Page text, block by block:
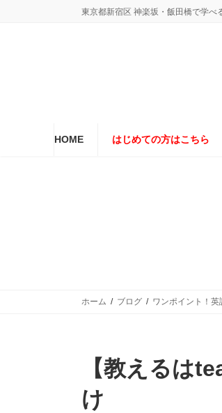
東京都新宿区 神楽坂・飯田橋で学べ
HOME はじめての方はこちら
ホーム ブログ ワンポイント！英
【教えるは
け